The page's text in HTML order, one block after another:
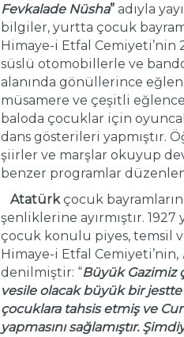
Fevkalade Nüsha” adıyla
bilgiler, yurtta çocuk
Himaye-i Etfal Cemiyeti’nin
süslü otomobillerle ve
alanında gönüllerince
müsamere ve çeşitli
baloda çocuklar için
dans gösterileri yapmıştır.
şiirler ve marşlar okuyup
benzer programlar
Atatürkçocuk
şenliklerine ayırmıştır.
çocuk konulu piyes, temsil
Himaye-i Etfal Cemiyeti’nin,
denilmiştir: “Büyük Gazimiz
vesile olacak büyük bir
çocuklara tahsis etmiş ve
yapmasını sağlamıştır.